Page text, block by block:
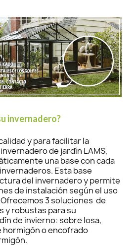
invernadero?
y para facilitar la
de jardín LAMS,
una base con cada
Esta base
del invernadero y permite
de instalación según el uso
3 soluciones de
y robustas para su
de invierno: sobre losa,
hormigón o encofrado